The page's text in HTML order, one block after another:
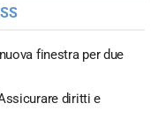
finestra per due
diritti e